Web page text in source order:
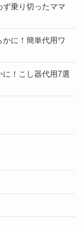
乗り切ったママ
に！簡単代用ワ
に！こし器代用7選